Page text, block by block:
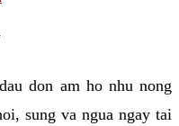
don am ho nhu nong
sung va ngua ngay tai